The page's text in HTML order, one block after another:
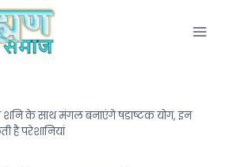
शनि के साथ मंगल बनाएंंगे षडाष्टक योग, इन
है परेशानियां